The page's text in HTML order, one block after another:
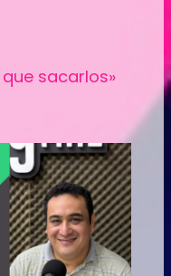
sacarlos»